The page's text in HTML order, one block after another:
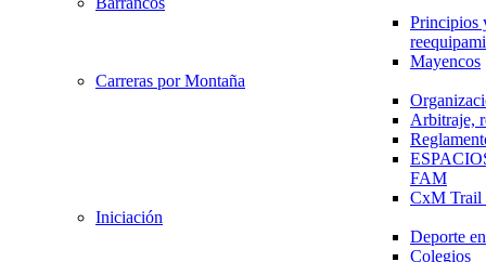
Principios
Mayencos
Carreras por Montaña
Arbitraje,
FAM
CxM
Iniciación
Deporte
Colegios